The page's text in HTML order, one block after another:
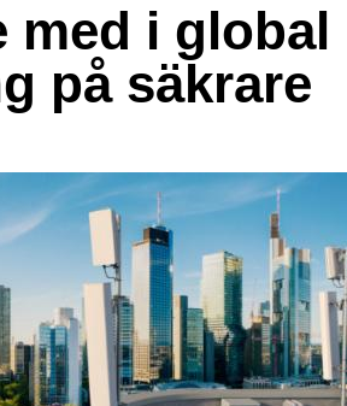
med i global
på säkrare